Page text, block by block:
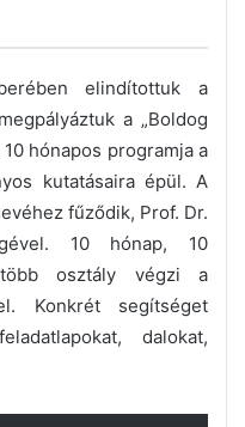
elindítottuk a
a „Boldog
hónapos programja a
kutatásaira épül. A
fűződik, Prof. Dr.
10 hónap, 10
osztály végzi a
Konkrét segítséget
dalokat,